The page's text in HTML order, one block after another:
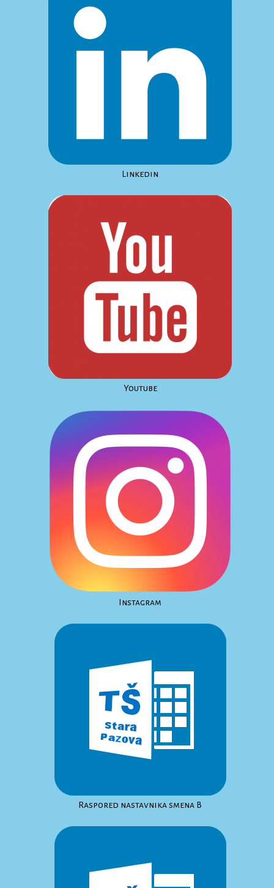
Linkedin
Youtube
Instagram
Raspored nastavnika smena B